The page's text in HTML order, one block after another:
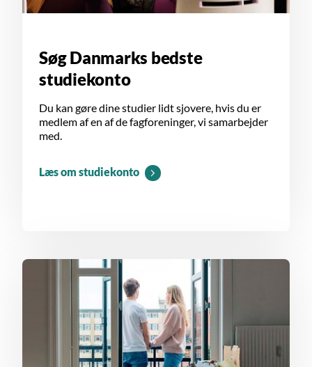
Søg Danmarks bedste
studiekonto
Du kan gøre dine studier lidt sjovere, hvis du er
medlem af en af de fagforeninger, vi samarbejder
med.
Læs om studiekonto